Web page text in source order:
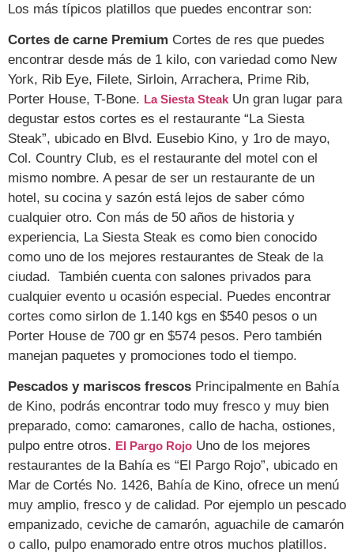
Los más típicos platillos que puedes encontrar son:
Cortes de carne Premium Cortes de res que puedes
encontrar desde más de 1 kilo, con variedad como New
York, Rib Eye, Filete, Sirloin, Arrachera, Prime Rib,
Porter House, T-Bone. La Siesta Steak Un gran lugar para
degustar estos cortes es el restaurante “La Siesta
Steak”, ubicado en Blvd. Eusebio Kino, y 1ro de mayo,
Col. Country Club, es el restaurante del motel con el
mismo nombre. A pesar de ser un restaurante de un
hotel, su cocina y sazón está lejos de saber cómo
cualquier otro. Con más de 50 años de historia y
experiencia, La Siesta Steak es como bien conocido
como uno de los mejores restaurantes de Steak de la
ciudad. También cuenta con salones privados para
cualquier evento u ocasión especial. Puedes encontrar
cortes como sirlon de 1.140 kgs en $540 pesos o un
Porter House de 700 gr en $574 pesos. Pero también
manejan paquetes y promociones todo el tiempo.
Pescados y mariscos frescos Principalmente en Bahía
de Kino, podrás encontrar todo muy fresco y muy bien
preparado, como: camarones, callo de hacha, ostiones,
pulpo entre otros. El Pargo Rojo Uno de los mejores
restaurantes de la Bahía es “El Pargo Rojo”, ubicado en
Mar de Cortés No. 1426, Bahía de Kino, ofrece un menú
muy amplio, fresco y de calidad. Por ejemplo un pescado
empanizado, ceviche de camarón, aguachile de camarón
o callo, pulpo enamorado entre otros muchos platillos.